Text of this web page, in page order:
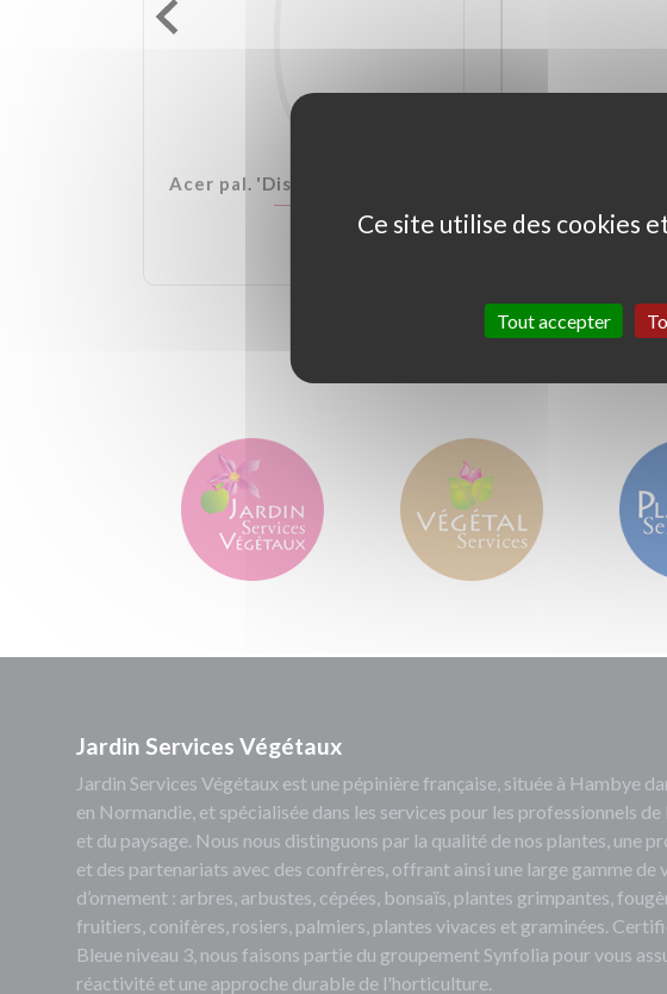
Acer pal. 'Dissectum Garnet' Ceanothus
Jardin Services Végétaux
Jardin Services Végétaux est une pépinière française, située à Hambye
en Normandie, et spécialisée dans les services pour les professionnels
et du paysage. Nous nous distinguons par la qualité de nos plantes, une
et des partenariats avec des confrères, offrant ainsi une large gamme de
d’ornement : arbres, arbustes, cépées, bonsaïs, plantes grimpantes,
fruitiers, conifères, rosiers, palmiers, plantes vivaces et graminées.
Bleue niveau 3, nous faisons partie du groupement Synfolia pour vous
réactivité et une approche durable de l'horticulture.
Ce site utilise des cookies
Tout accepter